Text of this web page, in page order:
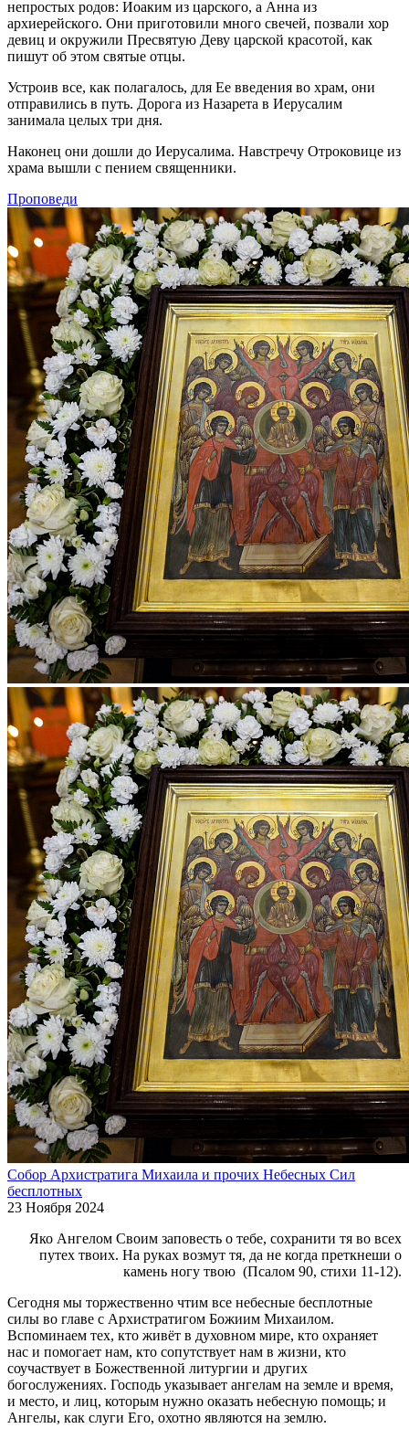
непростых родов: Иоаким из царского, а Анна из
архиерейского. Они приготовили много свечей, позвали хор
девиц и окружили Пресвятую Деву царской красотой, как
пишут об этом святые отцы.
Устроив все, как полагалось, для Ее введения во храм, они
отправились в путь. Дорога из Назарета в Иерусалим
занимала целых три дня.
Наконец они дошли до Иерусалима. Навстречу Отроковице из
храма вышли с пением священники.
Проповеди
Собор Архистратига Михаила и прочих Небесных Сил
бесплотных
23 Ноября 2024
Яко Ангелом Своим заповесть о тебе, сохранити тя во всех
путех твоих. На руках возмут тя, да не когда преткнеши о
камень ногу твою (Псалом 90, стихи 11-12).
Сегодня мы торжественно чтим все небесные бесплотные
силы во главе с Архистратигом Божиим Михаилом.
Вспоминаем тех, кто живёт в духовном мире, кто охраняет
нас и помогает нам, кто сопутствует нам в жизни, кто
соучаствует в Божественной литургии и других
богослужениях. Господь указывает ангелам на земле и время,
и место, и лиц, которым нужно оказать небесную помощь; и
Ангелы, как слуги Его, охотно являются на землю.